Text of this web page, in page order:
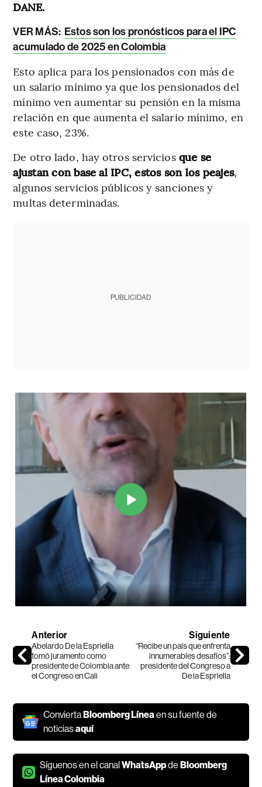
DANE.
VER MÁS: Estos son los pronósticos para el IPC
acumulado de 2025 en Colombia
Esto aplica para los pensionados con más de
un salario mínimo ya que los pensionados del
mínimo ven aumentar su pensión en la misma
relación en que aumenta el salario mínimo, en
este caso, 23%.
De otro lado, hay otros serviciosque se
ajustan con base al IPC, estos son los peajes,
algunos servicios públicos y sanciones y
multas determinadas.
PUBLICIDAD
Anterior
Abelardo De la Espriella
tomó juramento como
presidente de Colombia ante
el Congreso en Cali
Siguiente
“Recibe un país que enfrenta
innumerables desafíos”:
presidente del Congreso a
De la Espriella
ConviertaBloomberg Línea en su fuente de
noticiasaquí
Síguenos en el canalWhatsAppdeBloomberg
Línea Colombia